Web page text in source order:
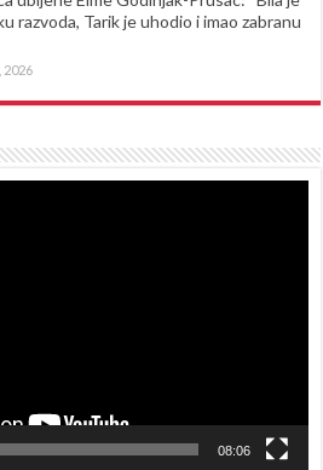
razvoda, Tarik je uhodio i imao zabranu
2026
08:06